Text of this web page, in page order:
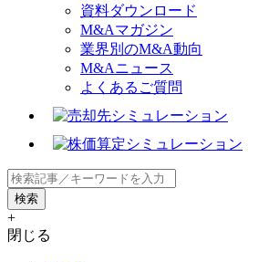
資料ダウンロード
M&Aマガジン
業界別のM&A動向
M&Aニュース
よくあるご質問
+
閉じる